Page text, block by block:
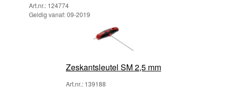
Art.nr.: 124774
Geldig vanaf: 09-2019
Zeskantsleutel SM 2,5 mm
Art.nr.: 139188